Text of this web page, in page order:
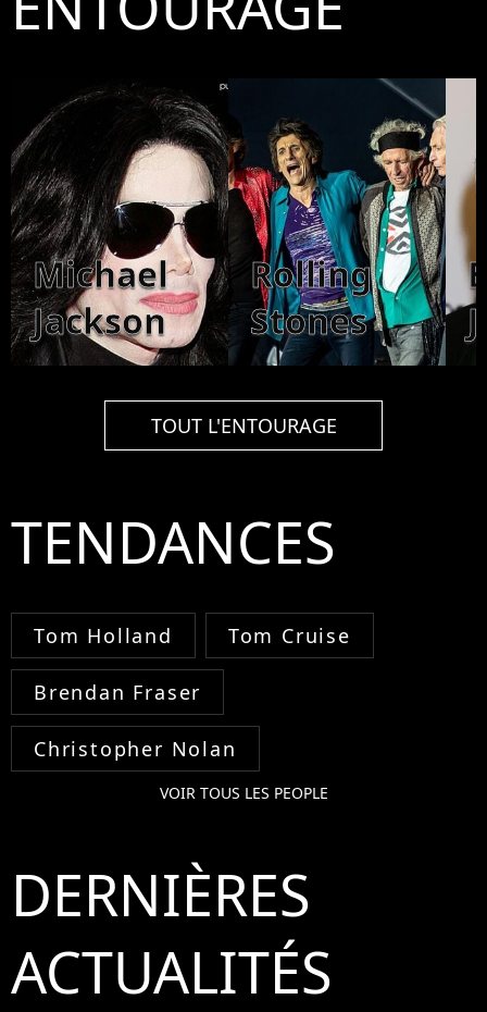
Michael
Jackson
Rolling
Stones
TOUT L'ENTOURAGE
TENDANCES
Tom Holland Tom Cruise
Brendan Fraser
Christopher Nolan
VOIR TOUS LES PEOPLE
DERNIÈRES
ACTUALITÉS